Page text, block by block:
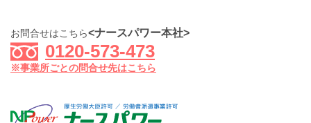
お問合せはこちら<ナースパワー本社>
0120-573-473
※事業所ごとの問合せ先はこちら